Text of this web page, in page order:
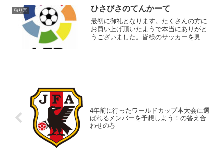
軽く超えている気がします。たぶん、一
番の理由は見る予定だった試...
独り言 ひさびさのてんかーて
最初に御礼となります。たくさんの方に
お買い上げ頂いたようで本当にありがと
うございました。皆様のサッカーを見る
4年前に行ったワールドカップ本大会に選
ばれるメンバーを予想しよう！の答え合
わせの巻